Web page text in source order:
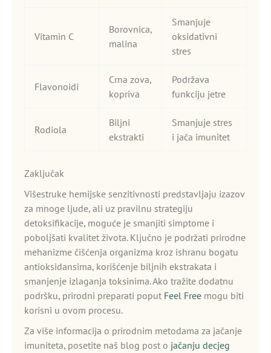
Vitamin C
Borovnica,
malina
Smanjuje
oksidativni
stres
Flavonoidi
Crna zova,
kopriva
Podržava
funkciju jetre
Rodiola
Biljni
ekstrakti
Smanjuje stres
i jača imunitet
Zaključak
Višestruke hemijske senzitivnosti predstavljaju izazov
za mnoge ljude, ali uz pravilnu strategiju
detoksifikacije, moguće je smanjiti simptome i
poboljšati kvalitet života. Ključno je podržati prirodne
mehanizme čišćenja organizma kroz ishranu bogatu
antioksidansima, korišćenje biljnih ekstrakata i
smanjenje izlaganja toksinima. Ako tražite dodatnu
podršku, prirodni preparati poput Feel Free mogu biti
korisni u ovom procesu.
Za više informacija o prirodnim metodama za jačanje
imuniteta, posetite naš blog post o jačanju decjeg